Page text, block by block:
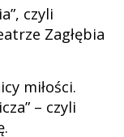
czyli
Zagłębia
miłości.
– czyli